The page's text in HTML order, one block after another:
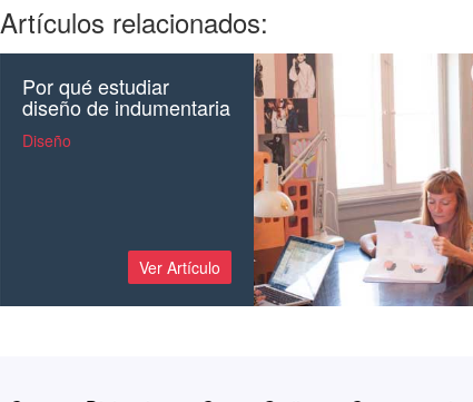
Artículos relacionados:
Por qué estudiar
diseño de indumentaria
Diseño
Ver Artículo